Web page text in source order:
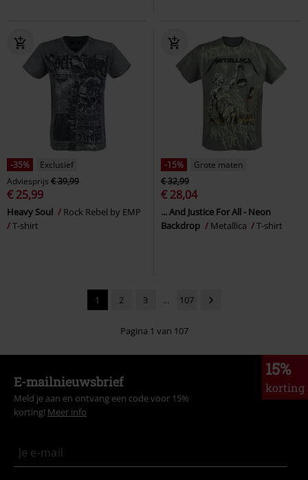
-35%
Exclusief
Adviesprijs € 39,99
€ 25,99
Heavy Soul
Rock Rebel by EMP
T-shirt
-15%
Grote maten
€ 32,99
€ 28,04
... And Justice For All - Neon
Backdrop
Metallica T-shirt
1 2 3 ... 107
Pagina 1 van 107
15%
korting
E-mailnieuwsbrief
Meld je aan en ontvang een code voor 15%
korting! Meer info